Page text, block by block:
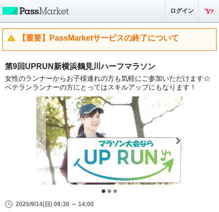
ログイン
【重要】PassMarketサービスの終了について
第9回UPRUN新横浜鶴見川ハーフマラソン
女性のランナーからお子様連れの方も気軽にご参加いただけます☆
ベテランランナーの方にとってはスキルアップにもなります！
2025/9/14(日) 08:30 ～ 14:00